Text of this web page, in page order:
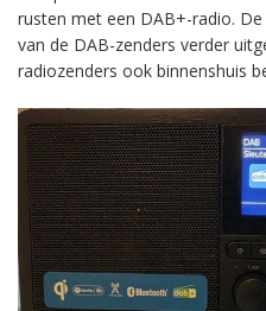
rusten met een DAB+-radio.
van de DAB-zenders verder
radiozenders ook binnenshuis